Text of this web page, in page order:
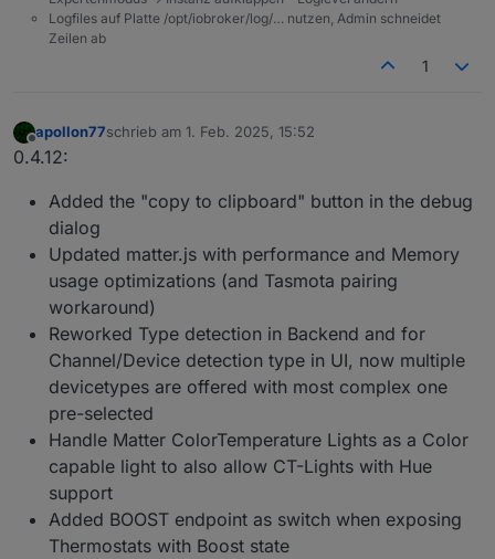
Logfiles auf Platte /opt/iobroker/log/… nutzen, Admin schneidet
Zeilen ab
1
Offline
apollon77schrieb am 1. Feb. 2025, 15:52
zuletzt editiert von
0.4.12:
Added the "copy to clipboard" button in the debug
dialog
Updated matter.js with performance and Memory
usage optimizations (and Tasmota pairing
workaround)
Reworked Type detection in Backend and for
Channel/Device detection type in UI, now multiple
devicetypes are offered with most complex one
pre-selected
Handle Matter ColorTemperature Lights as a Color
capable light to also allow CT-Lights with Hue
support
Added BOOST endpoint as switch when exposing
Thermostats with Boost state